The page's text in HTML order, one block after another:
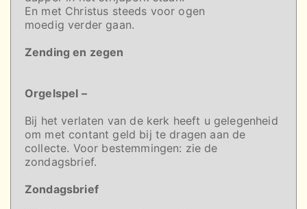
En met Christus steeds voor ogen
moedig verder gaan.
Zending en zegen
Orgelspel –
Bij het verlaten van de kerk heeft u gelegenheid
om met contant geld bij te dragen aan de
collecte. Voor bestemmingen: zie de
zondagsbrief.
Zondagsbrief